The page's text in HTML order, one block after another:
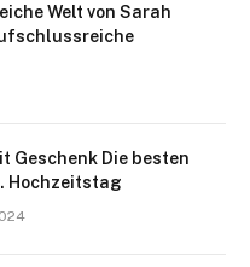
Welt von Sarah
Geschenk Die besten
Hochzeitstag